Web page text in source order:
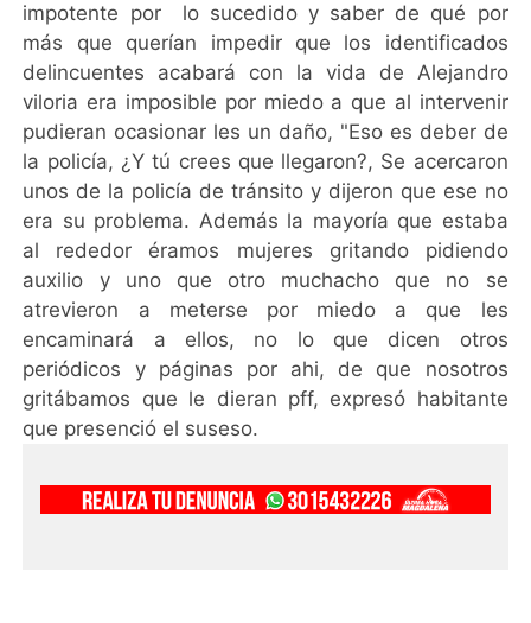
impotente por lo sucedido y saber de qué por
más que querían impedir que los identificados
delincuentes acabará con la vida de Alejandro
viloria era imposible por miedo a que al intervenir
pudieran ocasionar les un daño, "Eso es deber de
la policía, ¿Y tú crees que llegaron?, Se acercaron
unos de la policía de tránsito y dijeron que ese no
era su problema. Además la mayoría que estaba
al rededor éramos mujeres gritando pidiendo
auxilio y uno que otro muchacho que no se
atrevieron a meterse por miedo a que les
encaminará a ellos, no lo que dicen otros
periódicos y páginas por ahi, de que nosotros
gritábamos que le dieran pff, expresó habitante
que presenció el suseso.